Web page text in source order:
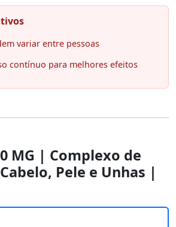
variar entre pessoas
contínuo para melhores efeitos
MG | Complexo de
Pele e Unhas |